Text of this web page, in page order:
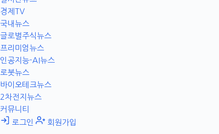
경제TV
국내뉴스
글로벌주식뉴스
프리미엄뉴스
인공지능-AI뉴스
로봇뉴스
바이오테크뉴스
2차전지뉴스
커뮤니티
로그인
회원가입